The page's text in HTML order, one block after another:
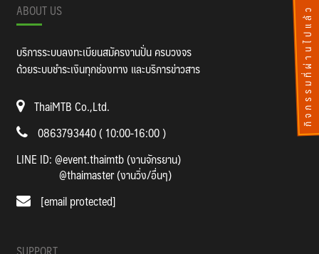
ABOUT US
บริการระบบลงทะเบียนสมัครงานปั่น ครบวงจร
ด้วยระบบชำระเงินทุกช่องทาง และบริการข่าวสาร
ThaiMTB Co.,Ltd.
0863793440 ( 10:00-16:00 )
LINE ID:@event.thaimtb (งานจักรยาน)
@thaimaster (งานวิ่ง/อื่นๆ)
[email protected]
กิจกรรมที่ผ่านไปแล้ว